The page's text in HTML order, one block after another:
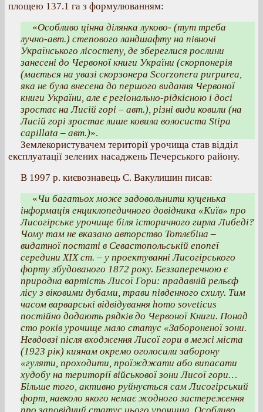
площею 137.1 га з формулюванням:
«Особливо цінна ділянка луково- (тут треба
лучно-авт.) степового ландшафту на півночі
Українського лісостепу, де збереглися рослини
занесені до Червоної книги України (скорпонерія
(мається на увазі скорзонера Scorzonera purpurea,
яка не була внесена до першого видання Червоної
книги України, але є регіонально-рідкісною і досі
зростає на Лисій горі – авт.), різні види ковили (на
Лисій горі зростає лише ковила волосиста Stipa
capillata – авт.)».
Землекористувачем території урочища став відділ
експлуатації зелених насаджень Печерського району.
В 1997 р. києвознавець С. Вакулишин писав:
«Чи багатьох може задовольнити куценька
інформація енциклопедичного довідника «Київ» про
Лисогірське урочище біля історичного гирла Либеді?
Чому там не вказано авторство Тотлєбіна –
видатної постаті в Севастопольській епопеї
середини ХІХ ст. – у проектуванні Лисогірського
форту збудованого 1872 року. Беззаперечною є
природна вартість Лисої Гори: прадавній рельєф
лісу з віковими дубами, трави південного схилу. Тим
часом варварські відвідування homo soveticus
постійно додають рядків до Червоної Книги. Понад
сто років урочище мало статус «Забороненої зони.
Невдовзі після входження Лисої гори в межі міста
(1923 рік) киянам окремо оголосили заборону
«гуляти, проходити, проїжджати або випасати
худобу на території військової зони Лисої гори…
Більше того, активно руйнується сам Лисогірський
форт, навколо якого немає жодного застереження